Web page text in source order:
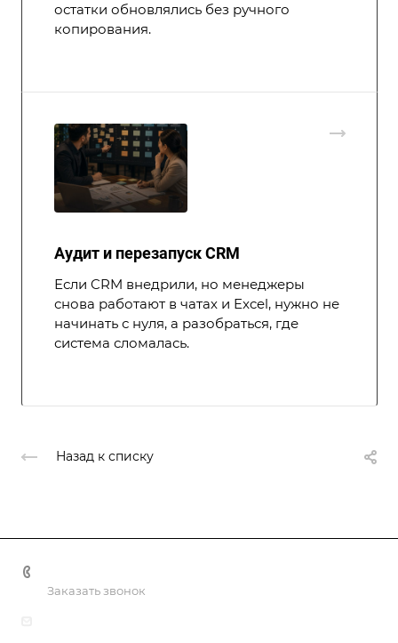
остатки обновлялись без ручного
копирования.
Аудит и перезапуск CRM
Если CRM внедрили, но менеджеры
снова работают в чатах и Excel, нужно не
начинать с нуля, а разобраться, где
система сломалась.
Назад к списку
Заказать звонок